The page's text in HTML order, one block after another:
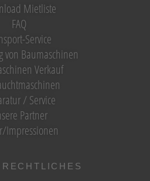
Mietliste
FAQ
Service
von Baumaschinen
Verkauf
/ Service
Partner
Impressionen